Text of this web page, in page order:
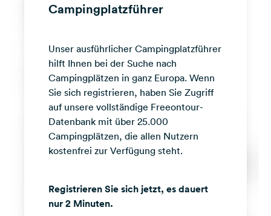
Media
Facebook
Instagram
Campingplatzführer
Unser ausführlicher Campingplatzführer
hilft Ihnen bei der Suche nach
Campingplätzen in ganz Europa. Wenn
Sie sich registrieren, haben Sie Zugriff
auf unsere vollständige Freeontour-
Datenbank mit über 25.000
Campingplätzen, die allen Nutzern
kostenfrei zur Verfügung steht.
Registrieren Sie sich jetzt, es dauert
nur 2 Minuten.